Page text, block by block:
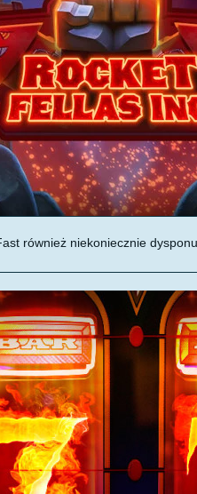
również niekoniecznie